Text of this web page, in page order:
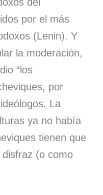
por el más
(Lenin). Y
la moderación,
“los
por
La
ya no había
tienen que
(o como